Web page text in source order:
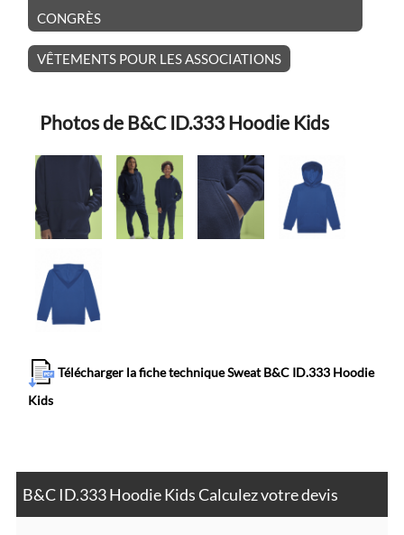
CONGRÈS
VÊTEMENTS POUR LES ASSOCIATIONS
Photos de B&C ID.333 Hoodie Kids
Télécharger la fiche technique Sweat B&C ID.333 Hoodie
Kids
B&C ID.333 Hoodie Kids Calculez votre devis